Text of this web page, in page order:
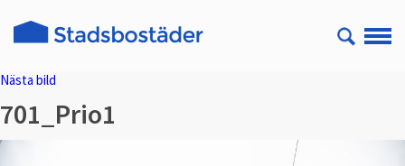
Nästa bild
701_Prio1